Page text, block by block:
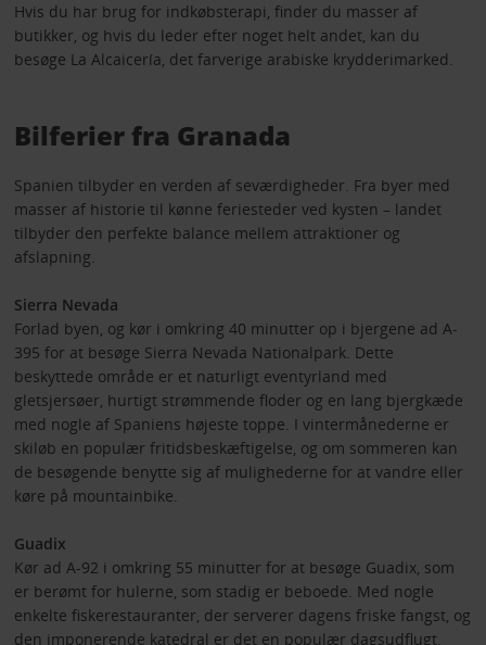
Hvis du har brug for indkøbsterapi, finder du masser af
butikker, og hvis du leder efter noget helt andet, kan du
besøge La Alcaicería, det farverige arabiske krydderimarked.
Bilferier fra Granada
Spanien tilbyder en verden af seværdigheder. Fra byer med
masser af historie til kønne feriesteder ved kysten – landet
tilbyder den perfekte balance mellem attraktioner og
afslapning.
Sierra Nevada
Forlad byen, og kør i omkring 40 minutter op i bjergene ad A-
395 for at besøge Sierra Nevada Nationalpark. Dette
beskyttede område er et naturligt eventyrland med
gletsjersøer, hurtigt strømmende floder og en lang bjergkæde
med nogle af Spaniens højeste toppe. I vintermånederne er
skiløb en populær fritidsbeskæftigelse, og om sommeren kan
de besøgende benytte sig af mulighederne for at vandre eller
køre på mountainbike.
Guadix
Kør ad A-92 i omkring 55 minutter for at besøge Guadix, som
er berømt for hulerne, som stadig er beboede. Med nogle
enkelte fiskerestauranter, der serverer dagens friske fangst, og
den imponerende katedral er det en populær dagsudflugt.